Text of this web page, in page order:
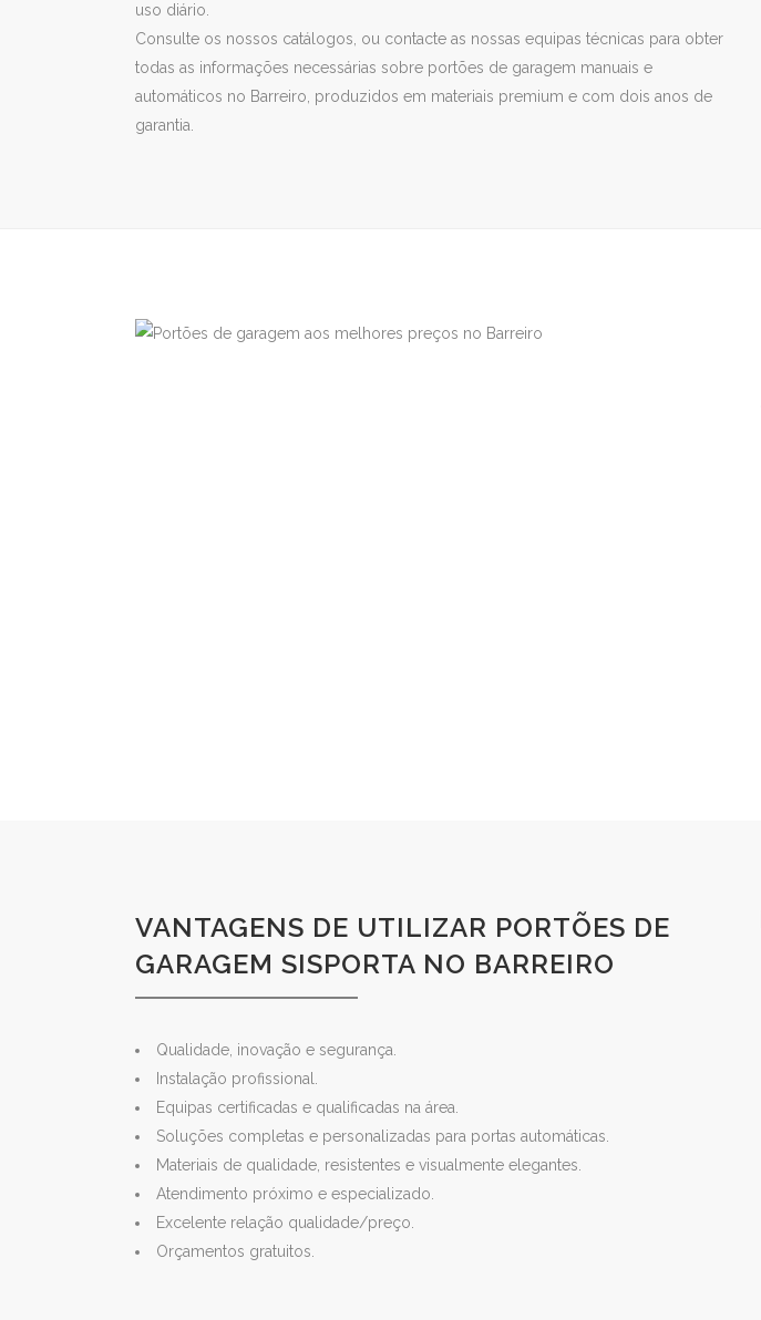
uso diário.
Consulte os nossos catálogos, ou contacte as nossas equipas técnicas para obter
todas as informações necessárias sobre portões de garagem manuais e
automáticos no Barreiro, produzidos em materiais premium e com dois anos de
garantia.
VANTAGENS DE UTILIZAR PORTÕES DE
GARAGEM SISPORTA NO BARREIRO
Qualidade, inovação e segurança.
Instalação profissional.
Equipas certificadas e qualificadas na área.
Soluções completas e personalizadas para portas automáticas.
Materiais de qualidade, resistentes e visualmente elegantes.
Atendimento próximo e especializado.
Excelente relação qualidade/preço.
Orçamentos gratuitos.